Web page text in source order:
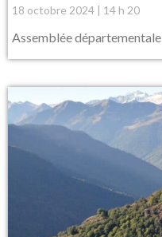
18 octobre 2024 14 h 20
Assemblée départementale